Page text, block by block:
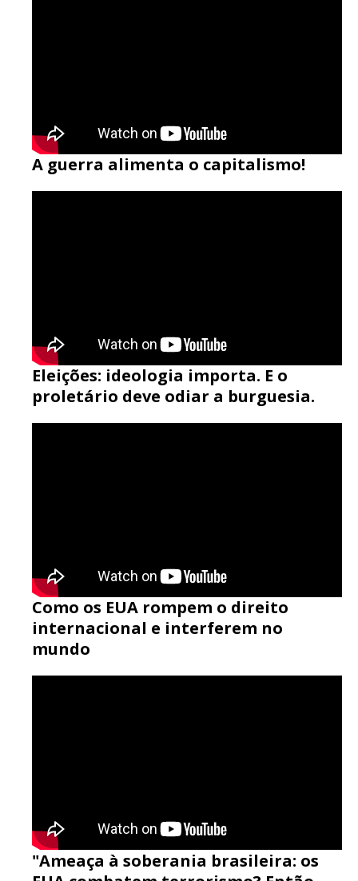
A guerra alimenta o capitalismo!
Eleições: ideologia importa. E o
proletário deve odiar a burguesia.
Como os EUA rompem o direito
internacional e interferem no
mundo
"Ameaça à soberania brasileira: os